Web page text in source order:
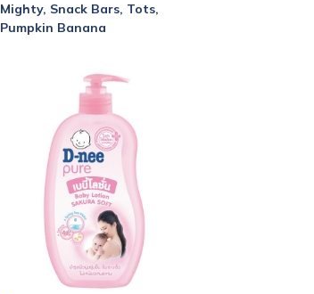
Mighty, Snack Bars, Tots,
Pumpkin Banana